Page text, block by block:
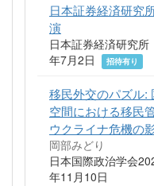
日本証券経済研究
演
日本証券経済研究
年7月2日
招待有り
移民外交のパズル:
空間における移民
ウクライナ危機の
岡部みどり
日本国際政治学会
年11月10日